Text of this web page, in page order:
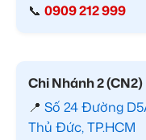
📞 0909 212 999
Chi Nhánh 2 (CN2)
📍 Số 24 Đường
Thủ Đức, TP.HCM